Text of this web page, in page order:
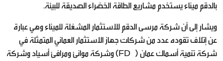
بالدقم ميناء يستخدم مشاريع الطاقة الخضراء الصديقة للبيئة.
ويشار إلى أن شركة مرسى الدقم للاستثمار المشغلة للميناء وهي عبارة
عن إتلاف تقوده عدد من شركات جهاز الاستثمار العماني المتمثلة في
شركة تنمية أسماك عمان (FDO) وشركة موانئ ومرافئ أسياد وشركة